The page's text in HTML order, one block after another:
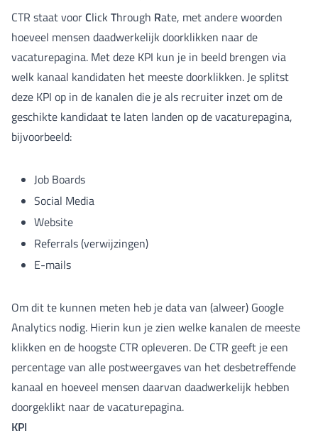
CTR staat voorClick Through Rate, met andere woorden
hoeveel mensen daadwerkelijk doorklikken naar de
vacaturepagina. Met deze KPI kun je in beeld brengen via
welk kanaal kandidaten het meeste doorklikken. Je splitst
deze KPI op in de kanalen die je als recruiter inzet om de
geschikte kandidaat te laten landen op de vacaturepagina,
bijvoorbeeld:
Job Boards
Social Media
Website
Referrals (verwijzingen)
E-mails
Om dit te kunnen meten heb je data van (alweer) Google
Analytics nodig. Hierin kun je zien welke kanalen de meeste
klikken en de hoogste CTR opleveren. De CTR geeft je een
percentage van alle postweergaves van het desbetreffende
kanaal en hoeveel mensen daarvan daadwerkelijk hebben
doorgeklikt naar de vacaturepagina.
KPI